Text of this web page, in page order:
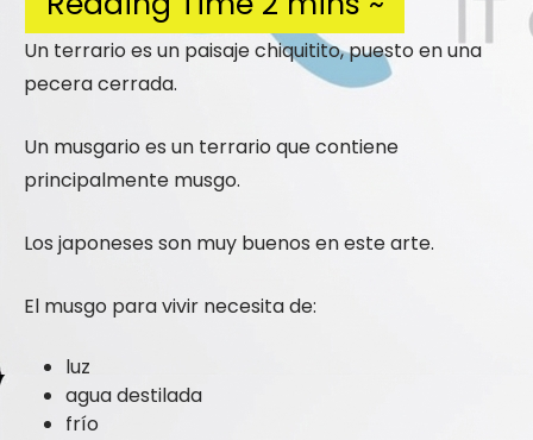
Un terrario es un paisaje chiquitito, puesto en una
pecera cerrada.
Un musgario es un terrario que contiene
principalmente musgo.
Los japoneses son muy buenos en este arte.
El musgo para vivir necesita de:
luz
agua destilada
frío